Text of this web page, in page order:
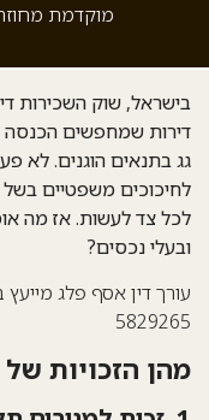
מוקדמת
בישראל, שוק השכירות
דירות שמחפשים הכנסה
גג בתנאים הוגנים. לא
לחיכוכים משפטיים בשל
לכל צד לעשות. אז מה
ובעלי נכסים?
עורך דין אסף פלג
5829265
מהן הזכויות